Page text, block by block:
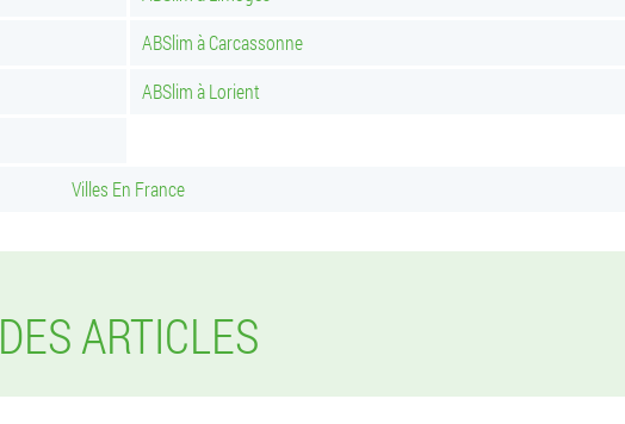
ABSlim à Carcassonne
ABSlim à Lorient
Villes En France
DES ARTICLES